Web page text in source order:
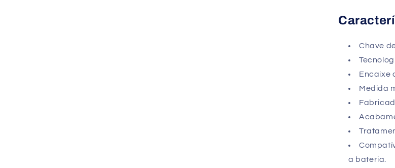
Chave
Encaixe
Medida
a bateria.